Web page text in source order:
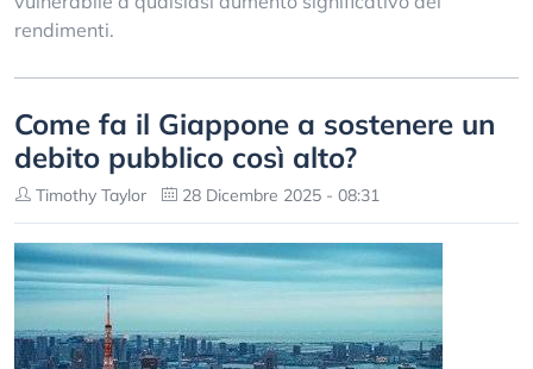
rendimenti.
Come fa il Giappone a sostenere un
debito pubblico così alto?
Timothy Taylor 28 Dicembre 2025 - 08:31